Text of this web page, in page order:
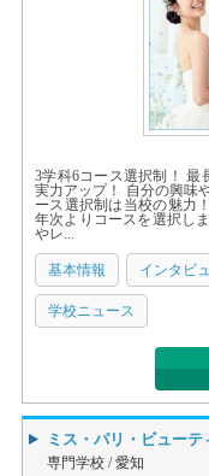
3学科6コース選択制！ 最
実力アップ！ 自分の興味
ース選択制は当校の魅力
年次よりコースを選択し
やレ...
基本情報 インタビ
学校ニュース
ミス・パリ・ビュー
専門学校 /愛知